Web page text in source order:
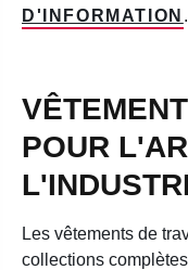
D'INFORMATION .
POUR
Les vêtements de
collections